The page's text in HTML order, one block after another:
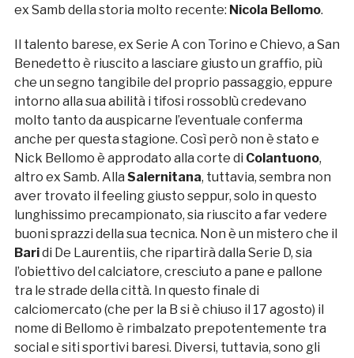
ex Samb della storia molto recente: Nicola Bellomo.
Il talento barese, ex Serie A con Torino e Chievo, a San
Benedetto è riuscito a lasciare giusto un graffio, più
che un segno tangibile del proprio passaggio, eppure
intorno alla sua abilità i tifosi rossoblù credevano
molto tanto da auspicarne l’eventuale conferma
anche per questa stagione. Così però non è stato e
Nick Bellomo è approdato alla corte di Colantuono,
altro ex Samb. Alla Salernitana, tuttavia, sembra non
aver trovato il feeling giusto seppur, solo in questo
lunghissimo precampionato, sia riuscito a far vedere
buoni sprazzi della sua tecnica. Non è un mistero che il
Baridi De Laurentiis, che ripartirà dalla Serie D, sia
l’obiettivo del calciatore, cresciuto a pane e pallone
tra le strade della città. In questo finale di
calciomercato (che per la B si è chiuso il 17 agosto) il
nome di Bellomo è rimbalzato prepotentemente tra
social e siti sportivi baresi. Diversi, tuttavia, sono gli